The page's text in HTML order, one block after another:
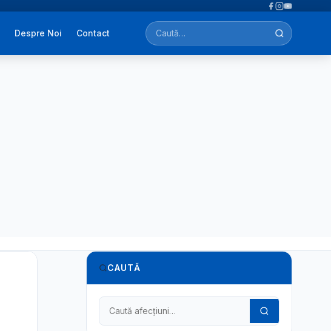
Despre Noi Contact
Caută afecțiuni, tratamente, simptome…
CAUTĂ
Caută în dicționarul medical